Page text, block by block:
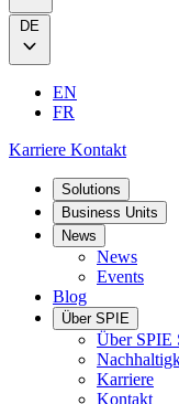
DE
EN
FR
Karriere Kontakt
Solutions
Business Units
News
News
Events
Blog
Über SPIE
Über SPIE
Karriere
Kontakt